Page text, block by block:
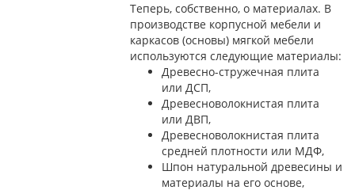
Теперь, собственно, о материалах. В
производстве корпусной мебели и
каркасов (основы) мягкой мебели
используются следующие материалы:
Древесно-стружечная плита
или ДСП,
Древесноволокнистая плита
или ДВП,
Древесноволокнистая плита
средней плотности или МДФ,
Шпон натуральной древесины и
материалы на его основе,